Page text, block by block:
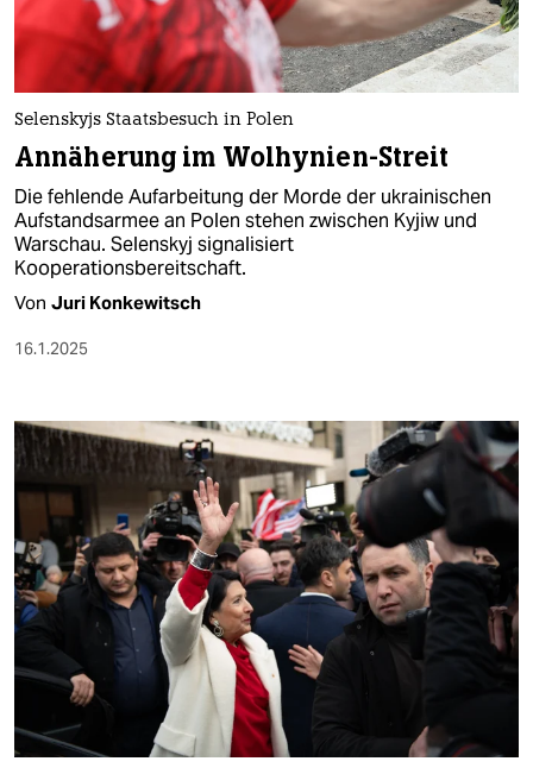
Selenskyjs Staatsbesuch in Polen
Annäherung im Wolhynien-Streit
Die fehlende Aufarbeitung der Morde der ukrainischen
Aufstandsarmee an Polen stehen zwischen Kyjiw und
Warschau. Selenskyj signalisiert
Kooperationsbereitschaft.
Von Juri Konkewitsch
16.1.2025